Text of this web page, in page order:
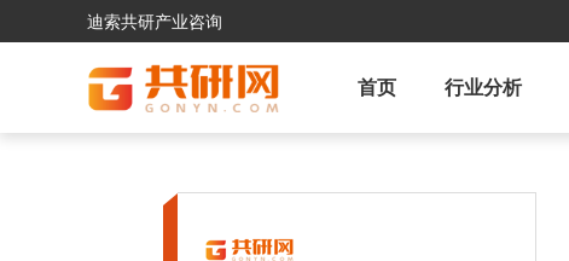
迪索共研产业咨询
首页 行业分析